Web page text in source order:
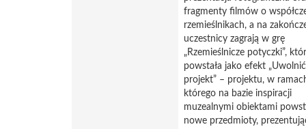
fragmenty filmów o
rzemieślnikach, a na
uczestnicy zagrają w grę
„Rzemieślnicze potyczki”,
powstała jako efekt „Uwolnić
projekt” – projektu, w
którego na bazie inspiracji
muzealnymi obiektami
nowe przedmioty,